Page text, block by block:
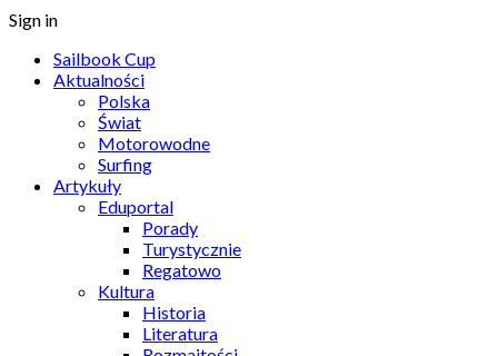
Sign in
Sailbook Cup
Aktualności
Polska
Świat
Motorowodne
Surfing
Artykuły
Eduportal
Porady
Turystycznie
Regatowo
Kultura
Historia
Literatura